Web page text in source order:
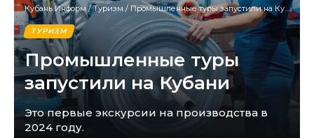
Кубань Информ /Туризм/ Промышленные туры запустили на Кубани
ТУРИЗМ
Промышленные туры
запустили на Кубани
Это первые экскурсии на производства в
2024 году.